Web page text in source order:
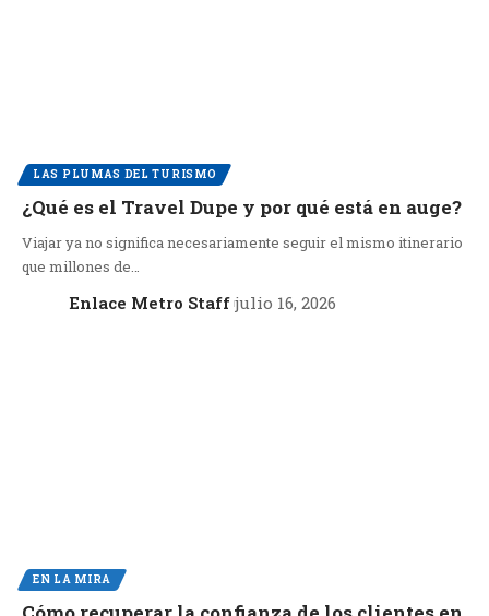
LAS PLUMAS DEL TURISMO
¿Qué es el Travel Dupe y por qué está en auge?
Viajar ya no significa necesariamente seguir el mismo itinerario
que millones de…
Enlace Metro Staff julio 16, 2026
EN LA MIRA